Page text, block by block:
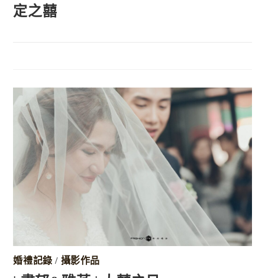
定之囍
婚禮記錄 / 攝影作品